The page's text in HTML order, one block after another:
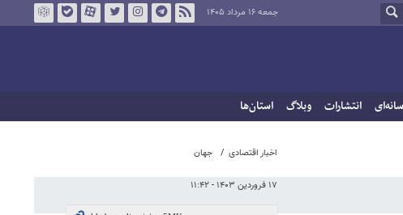
جمعه ۱۶ مرداد ۱۴۰۵
انتشارات وبلاگ استان‌ها
اخبار اقتصادی جهان
۱۷ فروردین ۱۴۰۳ - ۱۱:۴۲